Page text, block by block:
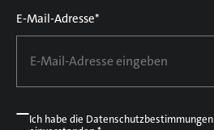
E-Mail-Adresse*
Ich habe die Datenschutzbestimmungen